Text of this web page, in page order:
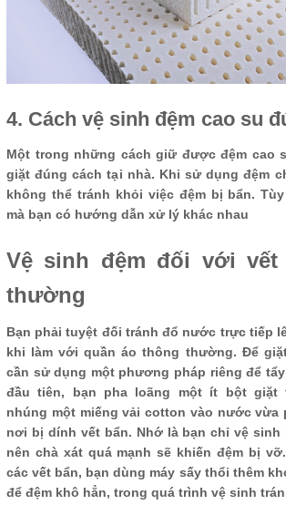
4. Cách vệ sinh đệm cao su
Một trong những cách giữ được đệm cao
giặt đúng cách tại nhà. Khi sử dụng đệm
không thể tránh khỏi việc đệm bị bẩn.
mà bạn có hướng dẫn xử lý khác nhau
Vệ sinh đệm đối với vết
thường
Bạn phải tuyệt đối tránh đổ nước trực tiếp
khi làm với quần áo thông thường. Để
cần sử dụng một phương pháp riêng để
đầu tiên, bạn pha loãng một ít bột giặt
nhúng một miếng vải cotton vào nước vừa
nơi bị dính vết bẩn. Nhớ là bạn chỉ vệ sinh
nên chà xát quá mạnh sẽ khiến đệm bị
các vết bẩn, bạn dùng máy sấy thổi thêm
để đệm khô hẳn, trong quá trình vệ sinh